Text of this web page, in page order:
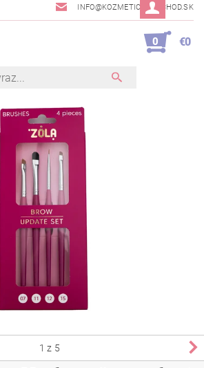
INFO@KOZMETICKYOBCHOD.SK
0 €0
1 z 5